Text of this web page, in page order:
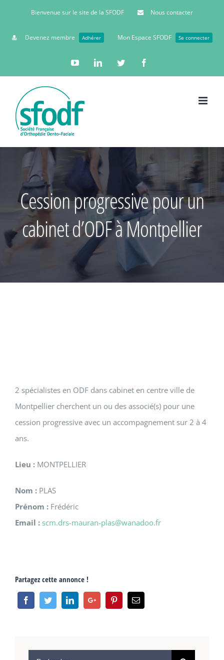
Bienvenue sur le site de la SFODF Nous contacter
Devenez membre Adhérer Mon Espace SFODF Se connecter
YouTubeLinkedinTwitter
Cession progressive pour un
cabinet d’ODF à Montpellier
2 spécialistes en ODF dans cabinet en centre ville de
Montpellier cherchent un ou des associé(s) pour une
cession progressive avec un accompagnement sur 2 à 4
ans.
Lieu : MONTPELLIER
Nom : PLAS
Prénom : Frédéric
Email : scm.drs-mauran-plas@wanadoo.fr
Partagez cette annonce !